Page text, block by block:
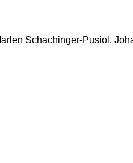
Schachinger-Pusiol,